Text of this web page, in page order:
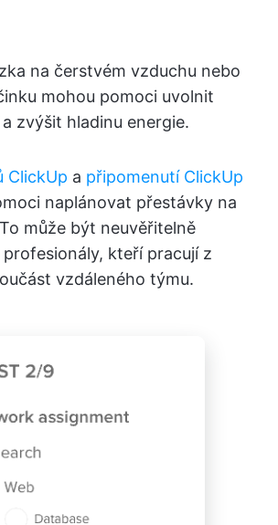
na čerstvém vzduchu nebo
mohou pomoci uvolnit
zvýšit hladinu energie.
ClickUp a připomenutí ClickUp
naplánovat přestávky na
může být neuvěřitelně
kteří pracují z
vzdáleného týmu.